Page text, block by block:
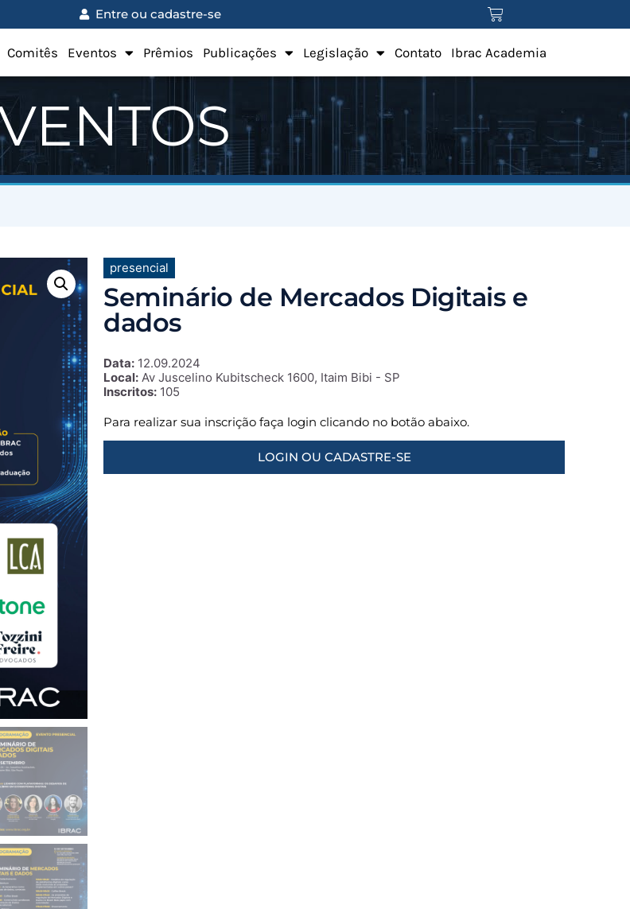
Entre ou cadastre-se
Comitês Eventos Prêmios Publicações Legislação Contato Ibrac Academia
presencial
Seminário de Mercados Digitais e
dados
Data: 12.09.2024
Local: Av Juscelino Kubitscheck 1600, Itaim Bibi - SP
Inscritos: 105
Para realizar sua inscrição faça login clicando no botão abaixo.
LOGIN OU CADASTRE-SE